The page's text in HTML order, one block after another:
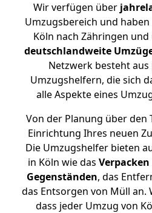
Wir verfügen über
Umzugsbereich und
Köln nach Zähringen
deutschlandweite
Netzwerk besteht
Umzugshelfern, die sich
alle Aspekte eines
Von der Planung über
Einrichtung Ihres neuen
Die Umzugshelfer bieten
in Köln wie das Verpacken
Gegenständen, das
das Entsorgen von Müll an.
dass jeder Umzug von